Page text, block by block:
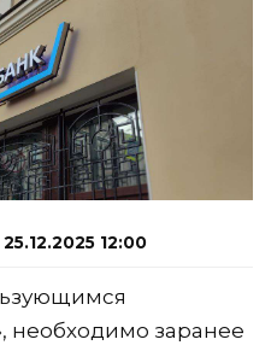
25.12.2025 12:00
необходимо заранее